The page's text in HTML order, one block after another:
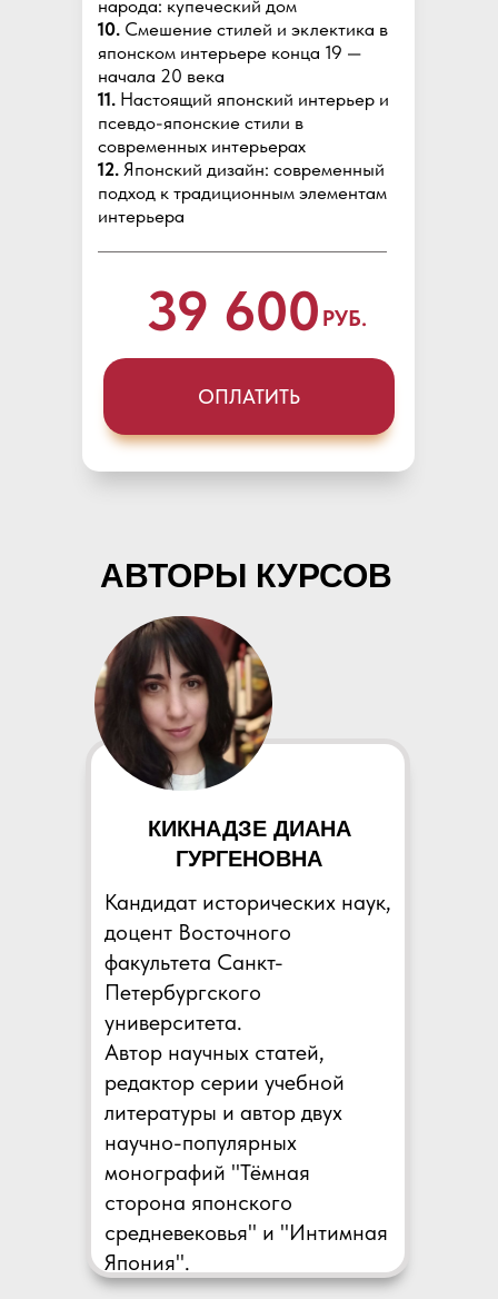
ОПЛАТИТЬ
39 600 РУБ.
народа: купеческий дом
10. Смешение стилей и эклектика в
японском интерьере конца 19 —
начала 20 века
11. Настоящий японский интерьер и
псевдо-японские стили в
современных интерьерах
12. Японский дизайн: современный
подход к традиционным элементам
интерьера
АВТОРЫ КУРСОВ
КИКНАДЗЕ ДИАНА
ГУРГЕНОВНА
Кандидат исторических наук,
доцент Восточного
факультета Санкт-
Петербургского
университета.
Автор научных статей,
редактор серии учебной
литературы и автор двух
научно-популярных
монографий "Тёмная
сторона японского
средневековья" и "Интимная
Япония".